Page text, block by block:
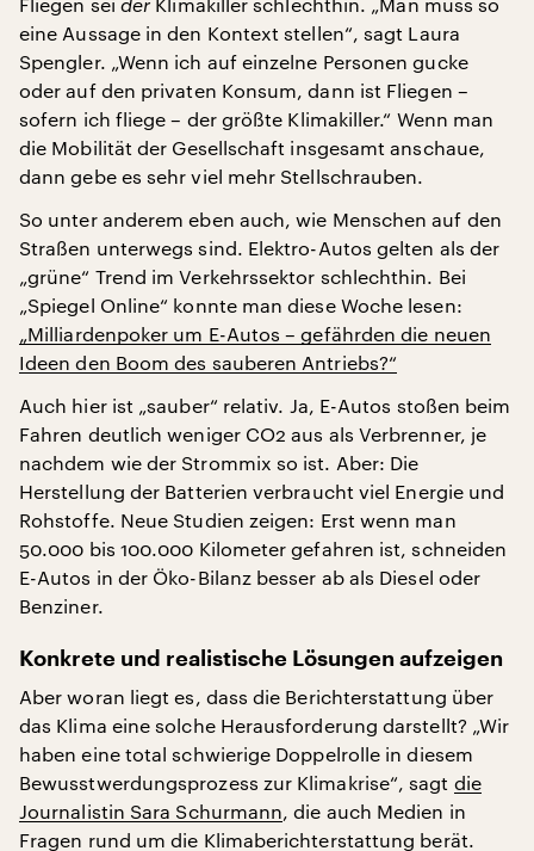
eine Aussage in den Kontext stellen“, sagt Laura
Spengler. „Wenn ich auf einzelne Personen gucke
oder auf den privaten Konsum, dann ist Fliegen –
sofern ich fliege – der größte Klimakiller.“ Wenn man
die Mobilität der Gesellschaft insgesamt anschaue,
dann gebe es sehr viel mehr Stellschrauben.
So unter anderem eben auch, wie Menschen auf den
Straßen unterwegs sind. Elektro-Autos gelten als der
„grüne“ Trend im Verkehrssektor schlechthin. Bei
„Spiegel Online“ konnte man diese Woche lesen:
„Milliardenpoker um E-Autos – gefährden die neuen
Ideen den Boom des sauberen Antriebs?“
Auch hier ist „sauber“ relativ. Ja, E-Autos stoßen beim
Fahren deutlich weniger CO2 aus als Verbrenner, je
nachdem wie der Strommix so ist. Aber: Die
Herstellung der Batterien verbraucht viel Energie und
Rohstoffe. Neue Studien zeigen: Erst wenn man
50.000 bis 100.000 Kilometer gefahren ist, schneiden
E-Autos in der Öko-Bilanz besser ab als Diesel oder
Benziner.
Konkrete und realistische Lösungen aufzeigen
Aber woran liegt es, dass die Berichterstattung über
das Klima eine solche Herausforderung darstellt? „Wir
haben eine total schwierige Doppelrolle in diesem
Bewusstwerdungsprozess zur Klimakrise“, sagt die
Journalistin Sara Schurmann, die auch Medien in
Fragen rund um die Klimaberichterstattung berät.